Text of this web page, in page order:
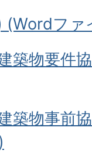
(Wordフ
築物要件
築物事前